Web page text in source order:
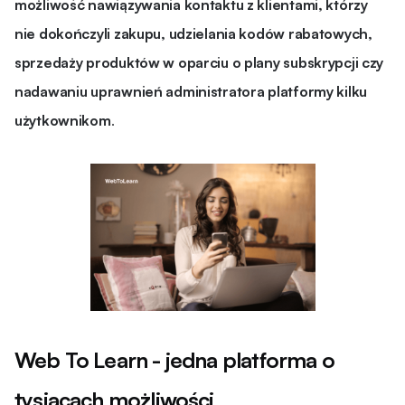
możliwość nawiązywania kontaktu z klientami, którzy
nie dokończyli zakupu, udzielania kodów rabatowych,
sprzedaży produktów w oparciu o plany subskrypcji czy
nadawaniu uprawnień administratora platformy kilku
użytkownikom.
Web To Learn - jedna platforma o
tysiącach możliwości